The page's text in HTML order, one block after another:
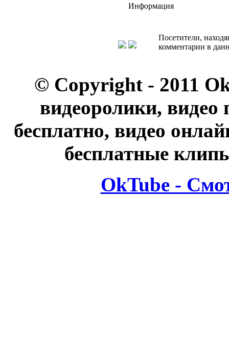
Информация
Посетители,
комментарии в
© Copyright - 2011
видеоролики, видео
бесплатно, видео
бесплатные
OkTube -